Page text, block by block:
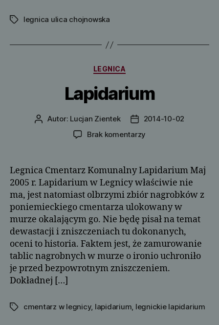
Tagilegnica ulica chojnowska
Kategorie
LEGNICA
Lapidarium
AutorAutor: Lucjan Zientek
Data2014-10-02
Brak komentarzy
Legnica Cmentarz Komunalny Lapidarium Maj
2005 r. Lapidarium w Legnicy właściwie nie
ma, jest natomiast olbrzymi zbiór nagrobków z
poniemieckiego cmentarza ulokowany w
murze okalającym go. Nie będę pisał na temat
dewastacji i zniszczeniach tu dokonanych,
oceni to historia. Faktem jest, że zamurowanie
tablic nagrobnych w murze o ironio uchroniło
je przed bezpowrotnym zniszczeniem.
Dokładnej […]
Tagicmentarz w legnicy, lapidarium legnickie lapidarium